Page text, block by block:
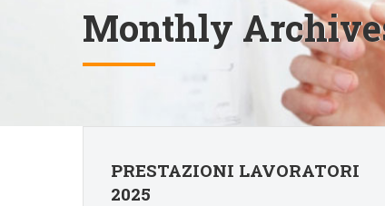
Monthly
PRESTAZIONI LAVORATORI
2025